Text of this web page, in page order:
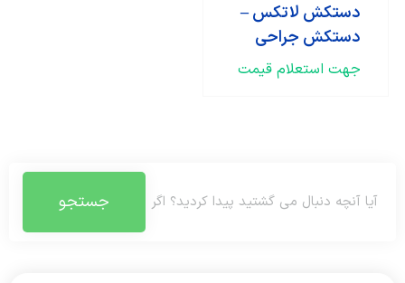
دستکش لاتکس –
دستکش جراحی
جهت استعلام قیمت
جستجو